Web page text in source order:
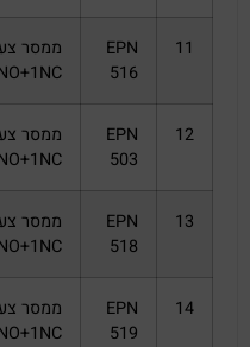
11
EPN
516
ממסר צעד
1NO+1NC
12
EPN
503
ממסר צעד
1NO+1NC
13
EPN
518
ממסר צעד
1NO+1NC
14
EPN
519
ממסר צעד
1NO+1NC